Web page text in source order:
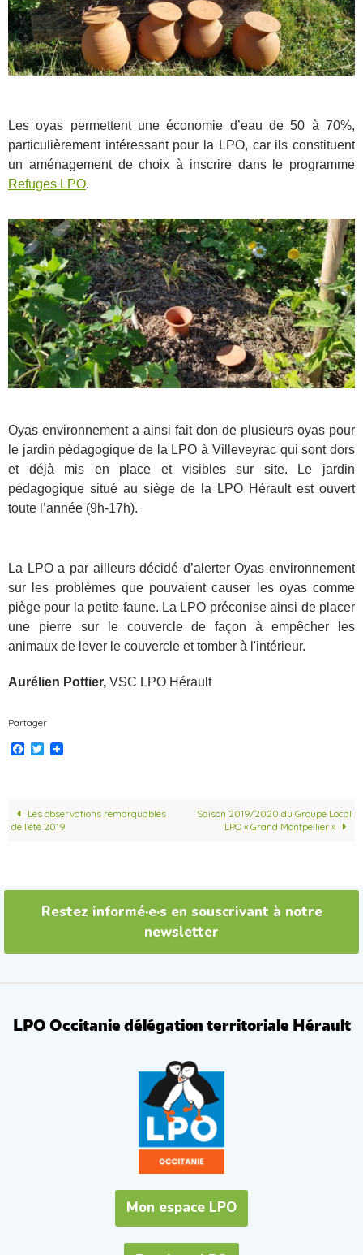
Les oyas permettent une économie d’eau de 50 à 70%,
particulièrement intéressant pour la LPO, car ils constituent
un aménagement de choix à inscrire dans le programme
Refuges LPO.
Oyas environnement a ainsi fait don de plusieurs oyas pour
le jardin pédagogique de la LPO à Villeveyrac qui sont dors
et déjà mis en place et visibles sur site. Le jardin
pédagogique situé au siège de la LPO Hérault est ouvert
toute l’année (9h-17h).
La LPO a par ailleurs décidé d’alerter Oyas environnement
sur les problèmes que pouvaient causer les oyas comme
piège pour la petite faune. La LPO préconise ainsi de placer
une pierre sur le couvercle de façon à empêcher les
animaux de lever le couvercle et tomber à l'intérieur.
Aurélien Pottier, VSC LPO Hérault
Partager
F
o
o
T
e
r
Les observations remarquables
de l’été 2019
Saison 2019/2020 du Groupe Local
LPO « Grand Montpellier »
Restez informé·e·s en souscrivant à notre
newsletter
LPO Occitanie délégation territoriale Hérault
Mon espace LPO